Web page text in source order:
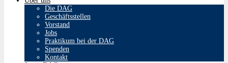
Die DAG
Geschäftsstellen
Vorstand
Jobs
Praktikum bei der DAG
Spenden
Kontakt